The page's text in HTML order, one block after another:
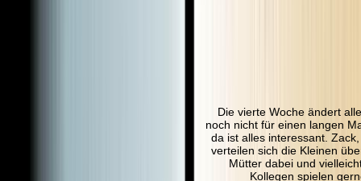
Die vierte Woche ändert
noch nicht für einen langen
da ist alles interessant.
verteilen sich die Kleinen
Mütter dabei und
Kollegen spielen